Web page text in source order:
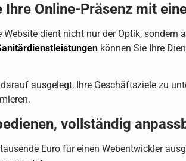
Ihre Online-Präsenz mit
Website dient nicht nur der Optik,
können Sie Ihre
ausgelegt, Ihre Geschäftsziele zu
vollständig
Euro für einen Webentwickler